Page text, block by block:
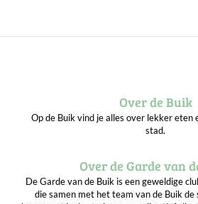
Over de Buik
Op de Buik vind je alles over lekker eten
stad.
Over de Garde van
De Garde van de Buik is een geweldige
die samen met het team van de Buik de